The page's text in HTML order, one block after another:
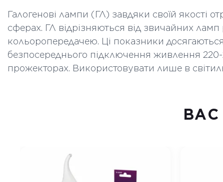
Галогенові лампи (ГЛ) завдяки своїй якості
сферах. ГЛ відрізняються від звичайних
кольоропередачею. Ці показники
безпосереднього підключення живлення
прожекторах. Використовувати лише в